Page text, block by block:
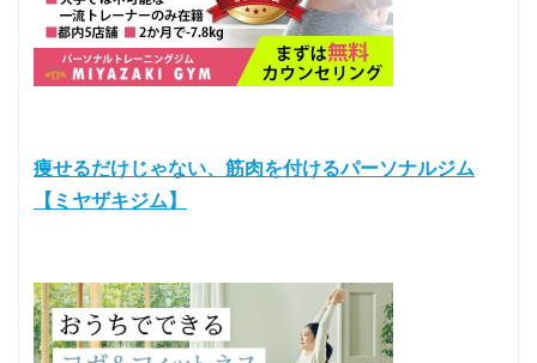
痩せるだけじゃない、筋肉を付けるパーソナルジム
【ミヤザキジム】